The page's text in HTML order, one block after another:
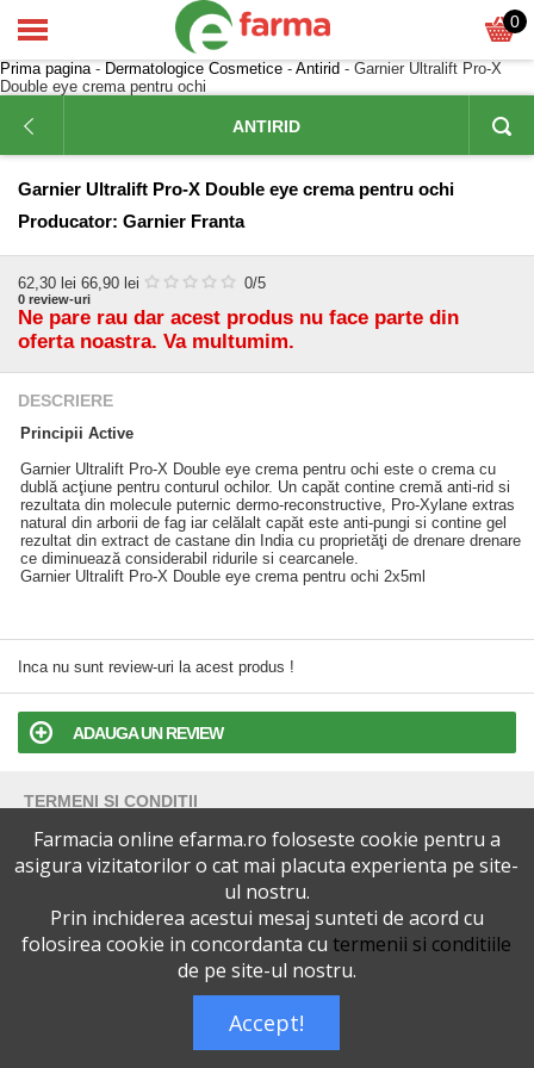
0
Prima pagina- Dermatologice Cosmetice - Antirid - Garnier Ultralift Pro-X
Double eye crema pentru ochi
ANTIRID
Garnier Ultralift Pro-X Double eye crema pentru ochi
Producator: Garnier Franta
62,30 lei 66,90 lei 0/5
0 review-uri
Ne pare rau dar acest produs nu face parte din
oferta noastra. Va multumim.
DESCRIERE
Principii Active
Garnier Ultralift Pro-X Double eye crema pentru ochi este o crema cu
dublă acţiune pentru conturul ochilor. Un capăt contine cremă anti-rid si
rezultata din molecule puternic dermo-reconstructive, Pro-Xylane extras
natural din arborii de fag iar celălalt capăt este anti-pungi si contine gel
rezultat din extract de castane din India cu proprietăţi de drenare drenare
ce diminuează considerabil ridurile si cearcanele.
Garnier Ultralift Pro-X Double eye crema pentru ochi 2x5ml
Inca nu sunt review-uri la acest produs !
ADAUGA UN REVIEW
TERMENI SI CONDITII
POLITICA DE CONFIDENTIALITATE
VERSIUNEA DESKTOP
0727515368
Dreptul de autor © efarma.ro - Toate Drepturile Rezervate.
Farmacia online efarma.ro foloseste cookie pentru a
asigura vizitatorilor o cat mai placuta experienta pe site-
ul nostru.
Prin inchiderea acestui mesaj sunteti de acord cu
folosirea cookie in concordanta cu termenii si conditiile
de pe site-ul nostru.
Accept!